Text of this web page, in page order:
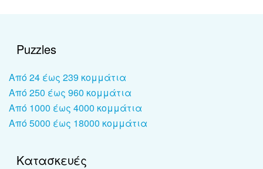
Puzzles
Από 24 έως 239 κομμάτια
Από 250 έως 960 κομμάτια
Από 1000 έως 4000 κομμάτια
Από 5000 έως 18000 κομμάτια
Κατασκευές